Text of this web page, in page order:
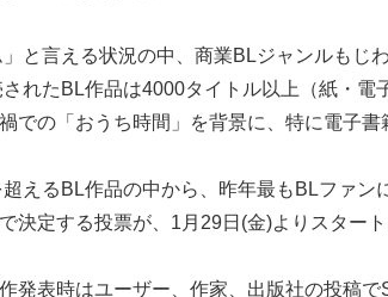
と言える状況の中、商業BLジャンルもじ
れたBL作品は4000タイトル以上（紙・電
での「おうち時間」を背景に、特に電子書
えるBL作品の中から、昨年最もBLファン
決定する投票が、1月29日(金)よりスタート
発表時はユーザー、作家、出版社の投稿